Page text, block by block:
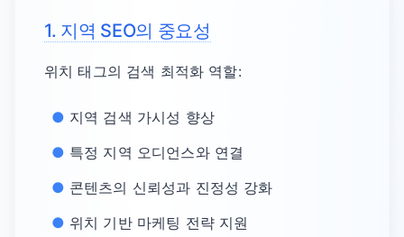
1. 지역 SEO의 중요성
위치 태그의 검색 최적화 역할:
지역 검색 가시성 향상
특정 지역 오디언스와 연결
콘텐츠의 신뢰성과 진정성 강화
위치 기반 마케팅 전략 지원